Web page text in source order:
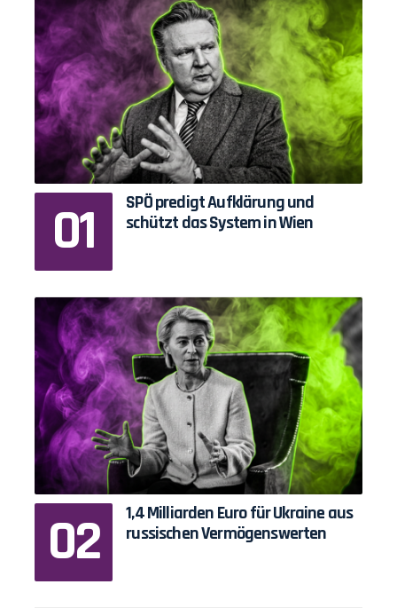
SPÖ predigt Aufklärung und
schützt das System in Wien
1,4 Milliarden Euro für Ukraine aus
russischen Vermögenswerten